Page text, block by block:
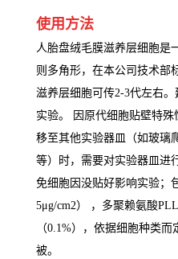
使用方法
人胎盘绒毛膜滋养层细胞是
则多角形，在本公司技术部
滋养层细胞可传2-3代左右
实验。 因原代细胞贴壁特
移至其他实验器皿（如玻璃
等）时，需要对实验器皿进
免细胞因没贴好影响实验
5μg/cm2） ，多聚赖氨酸
（0.1%），依据细胞种类
被。